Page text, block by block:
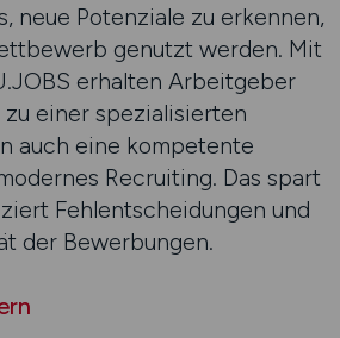
neue Potenziale zu erkennen,
genutzt werden. Mit
erhalten Arbeitgeber
einer spezialisierten
auch eine kompetente
Recruiting. Das spart
Fehlentscheidungen und
der Bewerbungen.